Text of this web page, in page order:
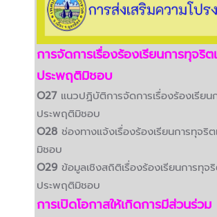
การจัดการเรื่องร้องเรียนการทุจริต
ประพฤติมิชอบ
O27แนวปฏิบัติการจัดการเรื่องร้องเรียน
ประพฤติมิชอบ
O28 ช่องทางแจ้งเรื่องร้องเรียนการทุจริ
มิชอบ
O29 ข้อมูลเชิงสถิติเรื่องร้องเรียนการทุจ
ประพฤติมิชอบ
การเปิดโอกาสให้เกิดการมีส่วนร่วม